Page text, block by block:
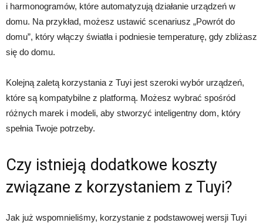
i harmonogramów, które automatyzują działanie urządzeń w
domu. Na przykład, możesz ustawić scenariusz „Powrót do
domu”, który włączy światła i podniesie temperaturę, gdy zbliżasz
się do domu.
Kolejną zaletą korzystania z Tuyi jest szeroki wybór urządzeń,
które są kompatybilne z platformą. Możesz wybrać spośród
różnych marek i modeli, aby stworzyć inteligentny dom, który
spełnia Twoje potrzeby.
Czy istnieją dodatkowe koszty
związane z korzystaniem z Tuyi?
Jak już wspomnieliśmy, korzystanie z podstawowej wersji Tuyi